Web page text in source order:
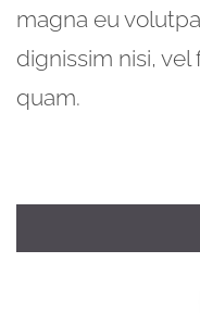
magna eu
dignissim nisi,
quam.